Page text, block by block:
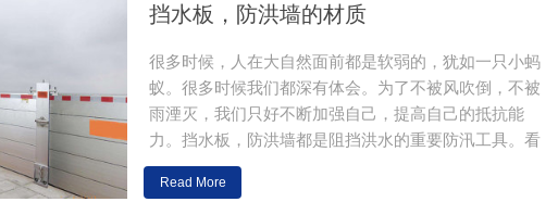
挡水板，防洪墙的材质
很多时候，人在大自然面前都是软弱的，犹如一只小蚂
蚁。很多时候我们都深有体会。为了不被风吹倒，不被
雨湮灭，我们只好不断加强自己，提高自己的抵抗能
力。挡水板，防洪墙都是阻挡洪水的重要防汛工具。看
起来只是一块板，一面墙，却有坚强的抵抗能力，主要
归于与先进的科技 ...
Read More